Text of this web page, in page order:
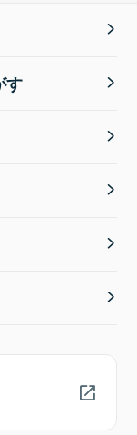
す